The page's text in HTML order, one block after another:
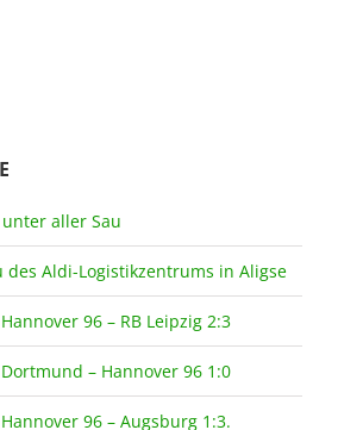
aller Sau
des Aldi-Logistikzentrums in Aligse
96 – RB Leipzig 2:3
– Hannover 96 1:0
96 – Augsburg 1:3.